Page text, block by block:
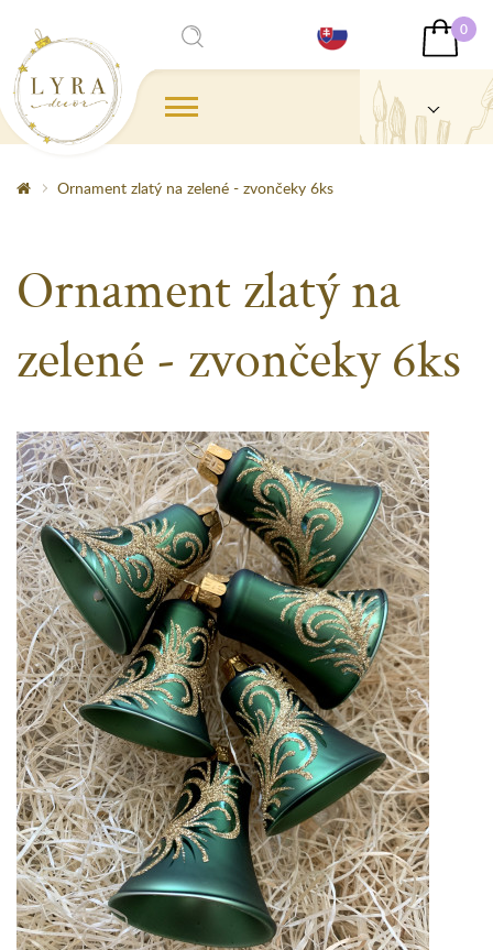
0
Ornament zlatý na zelené - zvončeky 6ks
Ornament zlatý na
zelené - zvončeky 6ks